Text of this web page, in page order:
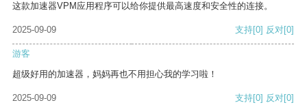
这款加速器VPM应用程序可以给你提供最高速度和安全性的连接。
2025-09-09 支持[0] 反对[0]
游客
超级好用的加速器，妈妈再也不用担心我的学习啦！
2025-09-09 支持[0] 反对[0]